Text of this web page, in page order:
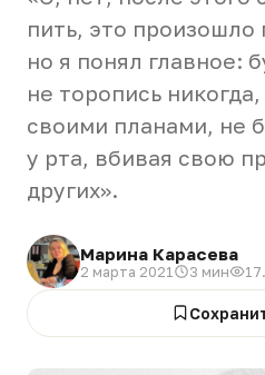
пить, это произошло
но я понял главное:
не торопись
своими планами, не
у рта, вбивая свою
других».
Марина Карасева
2 марта 2021 3 мин